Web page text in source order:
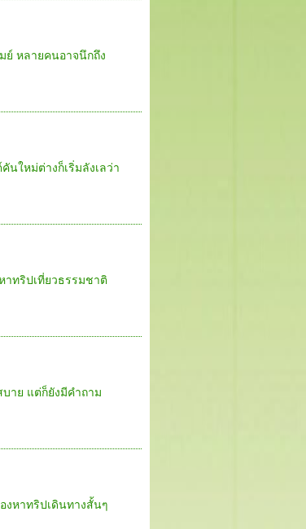
ย์ หลายคนอาจนึกถึง
ใหม่ต่างก็เริ่มลังเลว่า
ทริปเที่ยวธรรมชาติ
าย แต่ก็ยังมีคำถาม
งหาทริปเดินทางสั้นๆ